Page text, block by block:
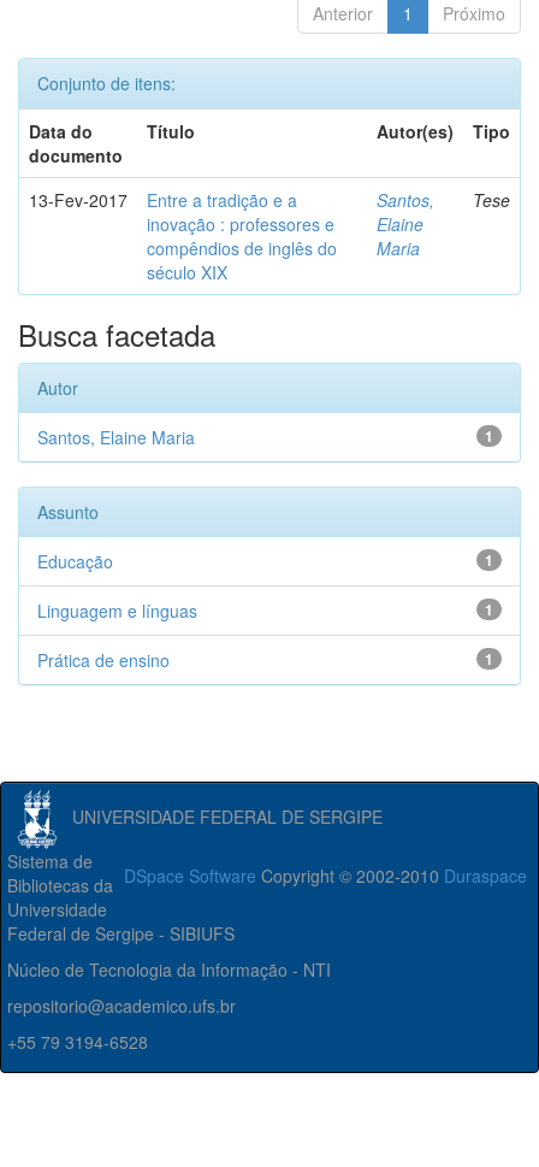
Anterior 1 Próximo
Conjunto de itens:
Data do
documento
Título Autor(es) Tipo
13-Fev-2017
Entre a tradição e a
inovação : professores e
compêndios de inglês do
século XIX
Santos,
Elaine
Maria
Tese
Busca facetada
Autor
1
Santos, Elaine Maria
Assunto
1
Educação
1
Linguagem e línguas
1
Prática de ensino
UNIVERSIDADE FEDERAL DE SERGIPE
DSpace Software Copyright © 2002-2010 Duraspace
Sistema de
Bibliotecas da
Universidade
Federal de Sergipe - SIBIUFS
Núcleo de Tecnologia da Informação - NTI
repositorio@academico.ufs.br
+55 79 3194-6528